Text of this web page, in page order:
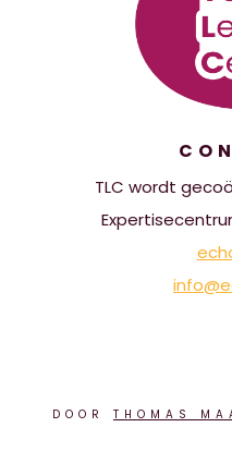
TLC wordt
DOOR THOMAS